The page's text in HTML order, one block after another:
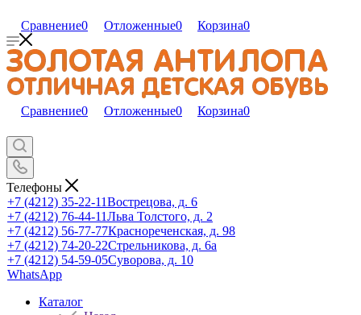
Сравнение0 Отложенные0 Корзина0
Сравнение0 Отложенные0 Корзина0
Телефоны
+7 (4212) 35-22-11Вострецова, д. 6
+7 (4212) 76-44-11Льва Толстого, д. 2
+7 (4212) 56-77-77Краснореченская, д. 98
+7 (4212) 74-20-22Стрельникова, д. 6а
+7 (4212) 54-59-05Суворова, д. 10
WhatsApp
Каталог